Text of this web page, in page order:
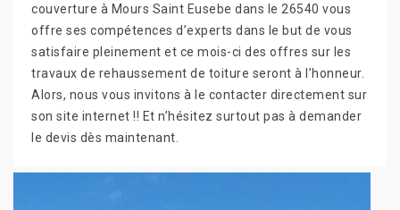
couverture à Mours Saint Eusebe dans le 26540 vous
offre ses compétences d’experts dans le but de vous
satisfaire pleinement et ce mois-ci des offres sur les
travaux de rehaussement de toiture seront à l’honneur.
Alors, nous vous invitons à le contacter directement sur
son site internet !! Et n’hésitez surtout pas à demander
le devis dès maintenant.